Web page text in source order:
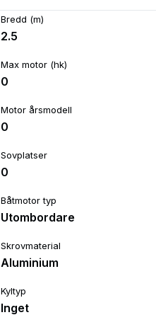
Bredd (m)
2.5
Max motor (hk)
0
Motor årsmodell
0
Sovplatser
0
Båtmotor typ
Utombordare
Skrovmaterial
Aluminium
Kyltyp
Inget